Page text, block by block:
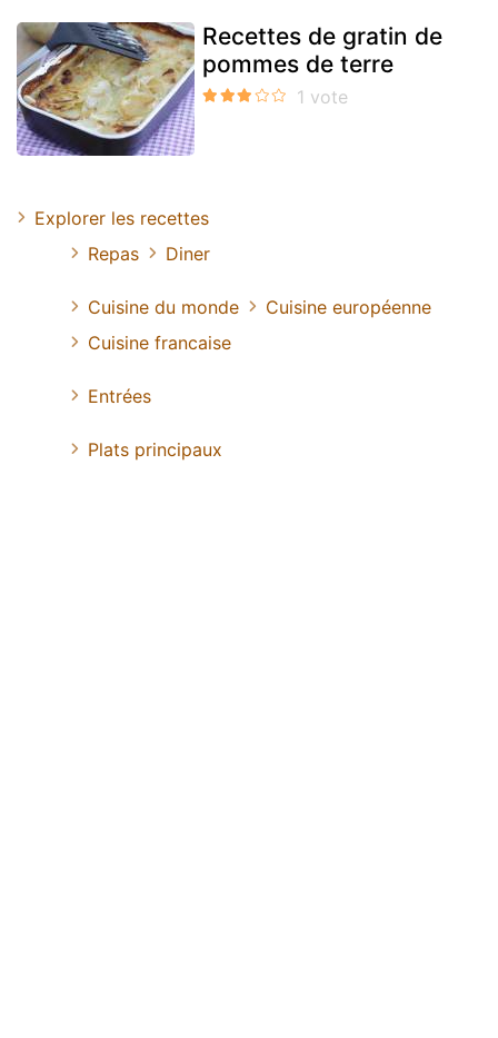
Recettes de gratin de
pommes de terre
Explorer les recettes
Repas
Diner
Cuisine du monde
Cuisine européenne
Cuisine francaise
Entrées
Plats principaux